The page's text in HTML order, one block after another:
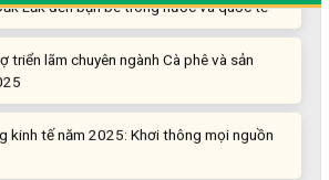
triển lãm chuyên ngành Cà phê và sản
kinh tế năm 2025: Khơi thông mọi nguồn